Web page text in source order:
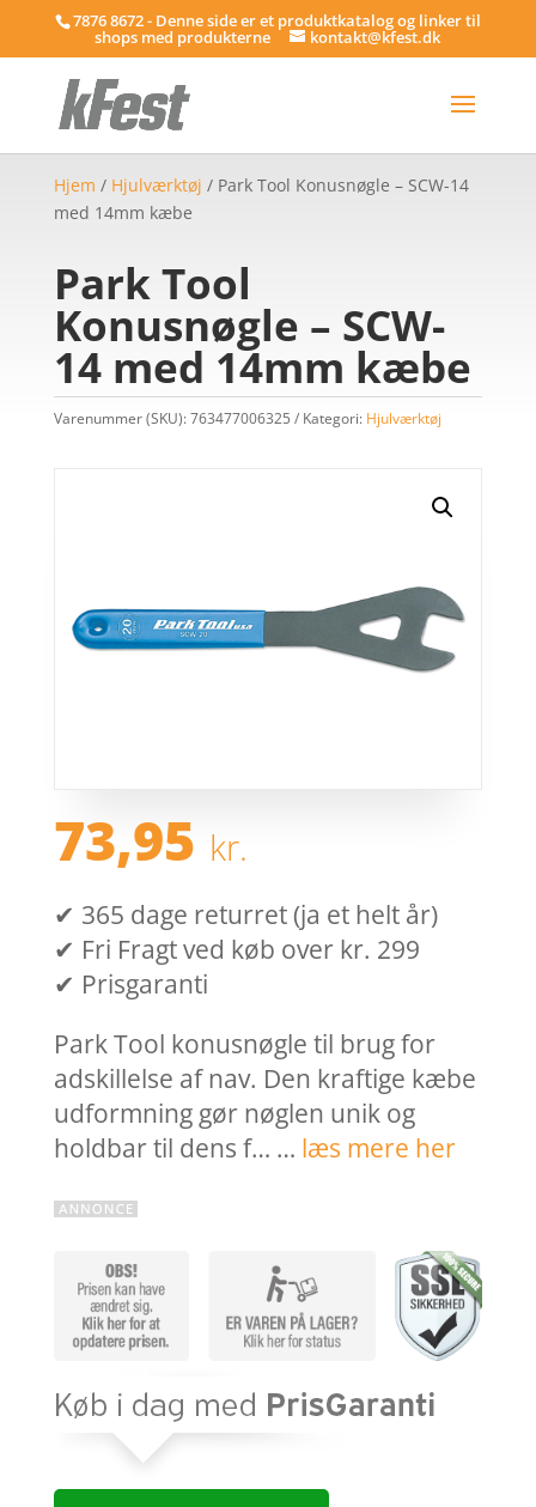
7876 8672 - Denne side er et produktkatalog og linker til
shops med produkterne kontakt@kfest.dk
Hjem / Hjulværktøj / Park Tool Konusnøgle – SCW-14
med 14mm kæbe
Park Tool
Konusnøgle – SCW-
14 med 14mm kæbe
Varenummer (SKU):763477006325 Kategori: Hjulværktøj
73,95 kr.
✔ 365 dage returret (ja et helt år)
✔ Fri Fragt ved køb over kr. 299
✔ Prisgaranti
Park Tool konusnøgle til brug for
adskillelse af nav. Den kraftige kæbe
udformning gør nøglen unik og
holdbar til dens f… … læs mere her